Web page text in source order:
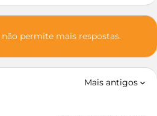
permite mais respostas.
Mais antigos